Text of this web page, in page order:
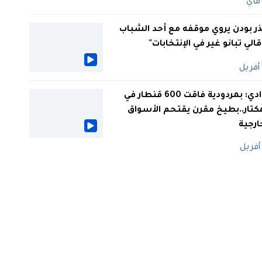
بودن يروي موقفه مع أحد الشباب
تبانو غير في الإنتخابات"
الوادي: بمردودية فاقت 600 قنطار في
مقرن يقتحم الأسواق